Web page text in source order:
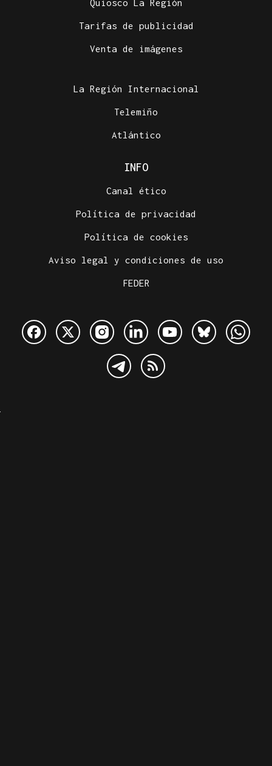
Quiosco La Región
Tarifas de publicidad
Venta de imágenes
La Región Internacional
Telemiño
Atlántico
INFO
Canal ético
Política de privacidad
Política de cookies
Aviso legal y condiciones de uso
FEDER